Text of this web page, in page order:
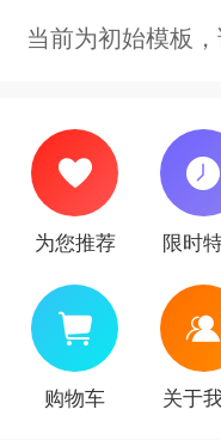
当前为初始模板
为您推荐 限时
购物车 关于